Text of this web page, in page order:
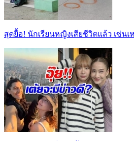
สุดยื้อ! นักเรียนหญิงเสียชีวิตแล้ว เซ่นเ